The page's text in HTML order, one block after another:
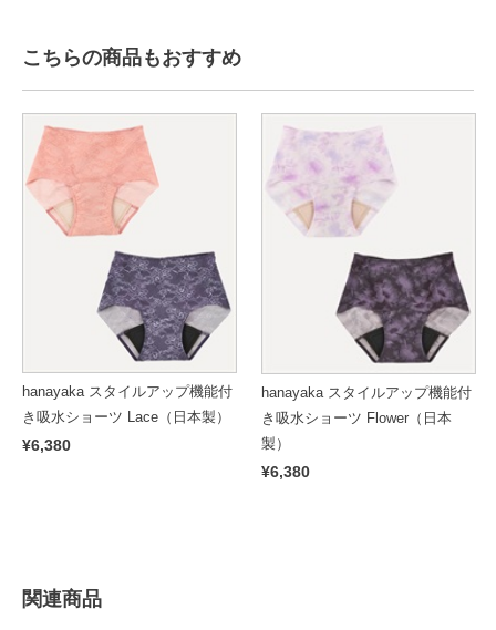
こちらの商品もおすすめ
hanayaka スタイルアップ機能付
き吸水ショーツ Lace（日本製）
¥6,380
hanayaka スタイルアップ機能付
き吸水ショーツ Flower（日本
製）
¥6,380
関連商品